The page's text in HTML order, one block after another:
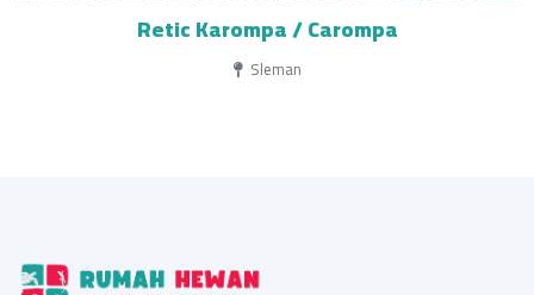
Retic Karompa / Carompa
Sleman